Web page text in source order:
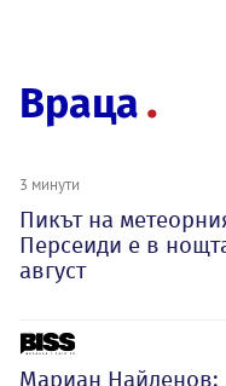
Враца
3 минути
Пикът на
Персеиди е в
август
Мариан Найденов: